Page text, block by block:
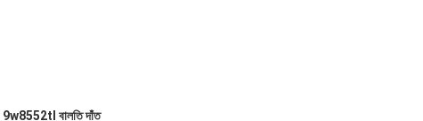
9w8552tl বালতি দাঁত